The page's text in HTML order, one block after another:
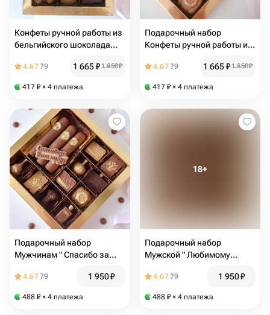
Конфеты ручной работы из
бельгийского шоколада
4.6779 1 665₽1 850₽
417 ₽ × 4 платежа
Подарочный набор
Конфеты ручной работы из
"Девочки"
4.6779 1 665₽1 850₽
417 ₽ × 4 платежа
Подарочный набор
Мужчинам " Спасибо за
работы
4.6779 1 950₽
488 ₽ × 4 платежа
Подарочный набор
Мужской " Любимому
работы
4.6779 1 950₽
488 ₽ × 4 платежа